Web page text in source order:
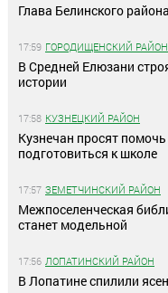
Глава Белинского
17:59 ГОРОДИЩЕНСКИЙ РАЙОН
В Средней Елюзани
истории
17:58 КУЗНЕЦКИЙ РАЙОН
Кузнечан просят
подготовиться к школе
17:57 ЗЕМЕТЧИНСКИЙ РАЙОН
Межпоселенческая
станет модельной
17:56 ЛОПАТИНСКИЙ РАЙОН
В Лопатине спилили